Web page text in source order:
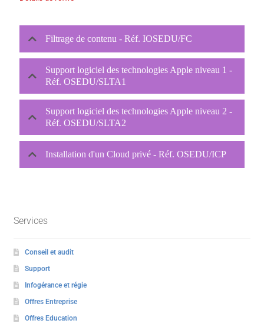
Filtrage de contenu - Réf. IOSEDU/FC
Support logiciel des technologies Apple niveau 1 -
Réf. OSEDU/SLTA1
Support logiciel des technologies Apple niveau 2 -
Réf. OSEDU/SLTA2
Installation d'un Cloud privé - Réf. OSEDU/ICP
Services
Conseil et audit
Support
Infogérance et régie
Offres Entreprise
Offres Education